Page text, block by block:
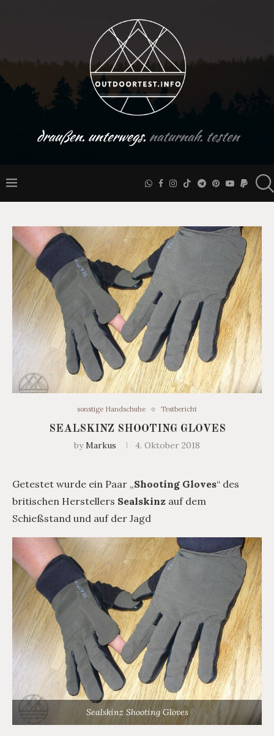
draußen. unterwegs.naturnah. testen
sonstige Handschuhe Testbericht
SEALSKINZ SHOOTING GLOVES
byMarkus 4. Oktober 2018
Getestet wurde ein Paar „Shooting Gloves“ des
britischen Herstellers Sealskinz auf dem
Schießstand und auf der Jagd
Sealskinz Shooting Gloves